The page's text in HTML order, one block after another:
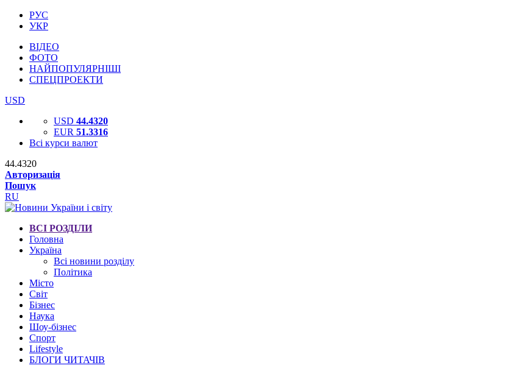
РУС
УКР
ВІДЕО
ФОТО
НАЙПОПУЛЯРНІШІ
СПЕЦПРОЕКТИ
USD
USD 44.4320
EUR 51.3316
Всі курси валют
44.4320
Авторизація
Пошук
RU
ВСІ РОЗДІЛИ
Головна
Україна
Всі новини розділу
Політика
Місто
Світ
Бізнес
Наука
Шоу-бізнес
Спорт
Lifestyle
БЛОГИ ЧИТАЧІВ